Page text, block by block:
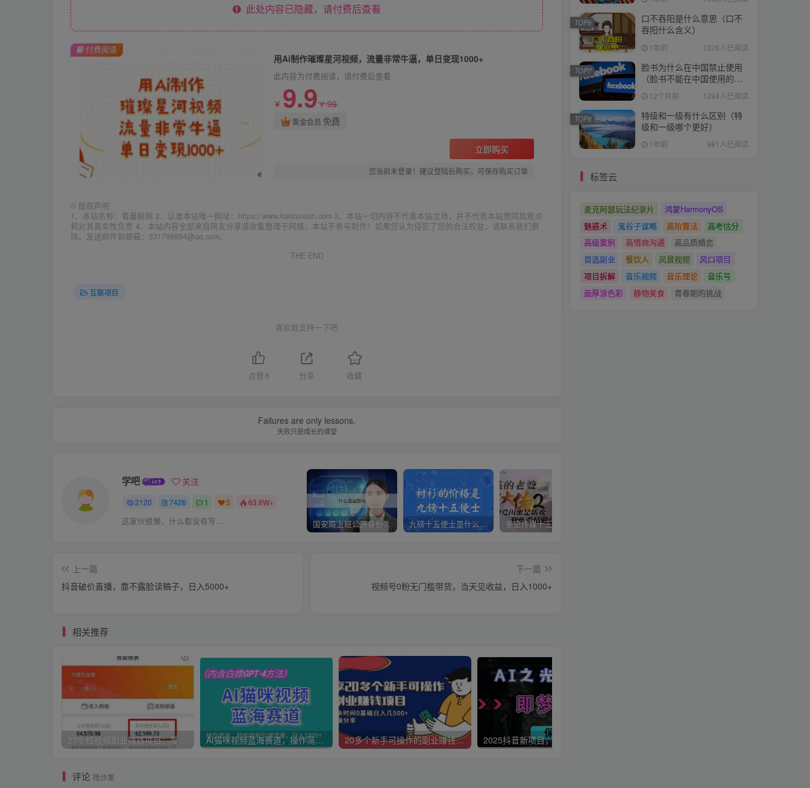
此处内容已隐藏，请付费后查看
用Ai制作璀璨星河视频，流量非常牛逼，单日变现1000+
此内容为付费阅读，请付费后查看
￥ 9.9￥99
黄金会员 免费
立即购买
您当前未登录！建议登陆后购买，可保存购买订单
付费阅读
© 版权声明
1、本站名称：看最鲜网 2、认准本站唯一网址：https://www.kanzuixian.com 3、本站一切内容不代表本站立场，并不代表本站赞同其观点
和对其真实性负责 4、本站内容全部来自网友分享或收集整理于网络，本站不参与制作！如果您认为侵犯了您的合法权益，请联系我们删
除。发送邮件到邮箱：331799954@qq.com。
THE END
互联项目
喜欢就支持一下吧
点赞 6 分享 收藏
Failures are only lessons.
失败只是成长的课堂
学吧 关注
2120 7426 1 5 63.6W+
这家伙很懒，什么都没有写... 国安局上班公开身份是什么（国安身份对家人保密吗） 九磅十五便士是什么意思（九磅十五便士是什么梗）
上一篇
抖音破价直播，靠不露脸读稿子，日入5000+
下一篇
视频号0粉无门槛带货，当天见收益，日入1000+
相关推荐
AI猫咪视频蓝海赛道，操作简单日入1000+（内含白嫖GPT4方法） 20多个新手可操作的副业赚钱项目：业余时间0基础日入几500+实操分享
评论 抢沙发
口不吞阳是什么意思（口不
吞阳什么含义）
1年前 1326人已阅读
TOP6
脸书为什么在中国禁止使用
（脸书不能在中国使用的原
12个月前 1294人已阅读
TOP7
特级和一级有什么区别（特
级和一级哪个更好）
1年前 981人已阅读
TOP8
标签云
麦克阿瑟玩法纪录片
鸿蒙HarmonyOS
魅惑术
鬼谷子谋略 高阶算法
高考估分
高级案例
高情商沟通
高品质婚恋
首选副业
餐饮人 风景视频
风口项目
项目拆解
音乐视频 音乐理论
音乐号
面厚涂色彩
静物美食 青春期的挑战